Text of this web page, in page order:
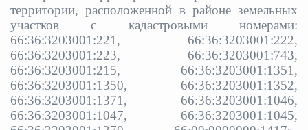
территории, расположенной в районе земельных
участков с кадастровыми номерами:
66:36:3203001:221, 66:36:3203001:222,
66:36:3203001:223, 66:36:3203001:743,
66:36:3203001:215, 66:36:3203001:1351,
66:36:3203001:1350, 66:36:3203001:1352,
66:36:3203001:1371, 66:36:3203001:1046,
66:36:3203001:1047, 66:36:3203001:1045,